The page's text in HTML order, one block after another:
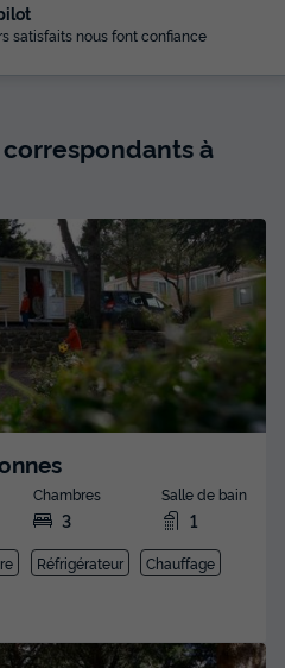
satisfaits nous font confiance
à
Chambres
3
Salle de bain
1
Réfrigérateur
Chauffage